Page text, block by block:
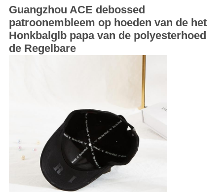
Guangzhou ACE debossed
patroonembleem op hoeden van de het
Honkbalglb papa van de polyesterhoed
de Regelbare